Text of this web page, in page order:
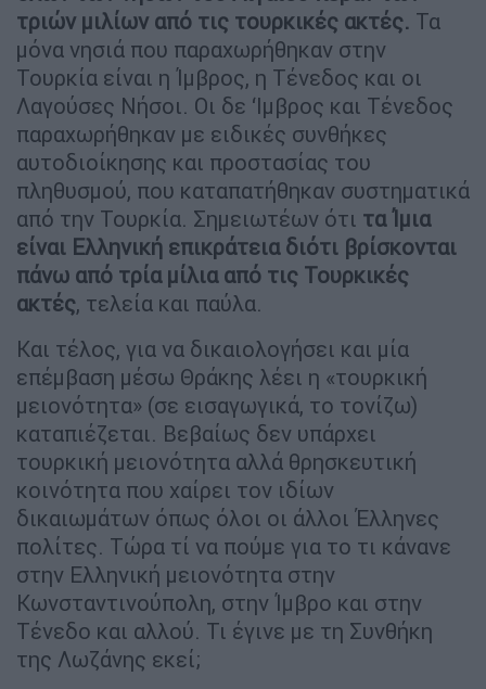
τριών μιλίων από τις τουρκικές ακτές. Τα
μόνα νησιά που παραχωρήθηκαν στην
Τουρκία είναι η Ίμβρος, η Τένεδος και οι
Λαγούσες Νήσοι. Οι δε ‘Ιμβρος και Τένεδος
παραχωρήθηκαν με ειδικές συνθήκες
αυτοδιοίκησης και προστασίας του
πληθυσμού, που καταπατήθηκαν συστηματικά
από την Τουρκία. Σημειωτέων ότι τα Ίμια
είναι Ελληνική επικράτεια διότι βρίσκονται
πάνω από τρία μίλια από τις Τουρκικές
ακτές, τελεία και παύλα.
Και τέλος, για να δικαιολογήσει και μία
επέμβαση μέσω Θράκης λέει η «τουρκική
μειονότητα» (σε εισαγωγικά, το τονίζω)
καταπιέζεται. Βεβαίως δεν υπάρχει
τουρκική μειονότητα αλλά θρησκευτική
κοινότητα που χαίρει τον ιδίων
δικαιωμάτων όπως όλοι οι άλλοι Έλληνες
πολίτες. Τώρα τί να πούμε για το τι κάνανε
στην Ελληνική μειονότητα στην
Κωνσταντινούπολη, στην Ίμβρο και στην
Τένεδο και αλλού. Τι έγινε με τη Συνθήκη
της Λωζάνης εκεί;